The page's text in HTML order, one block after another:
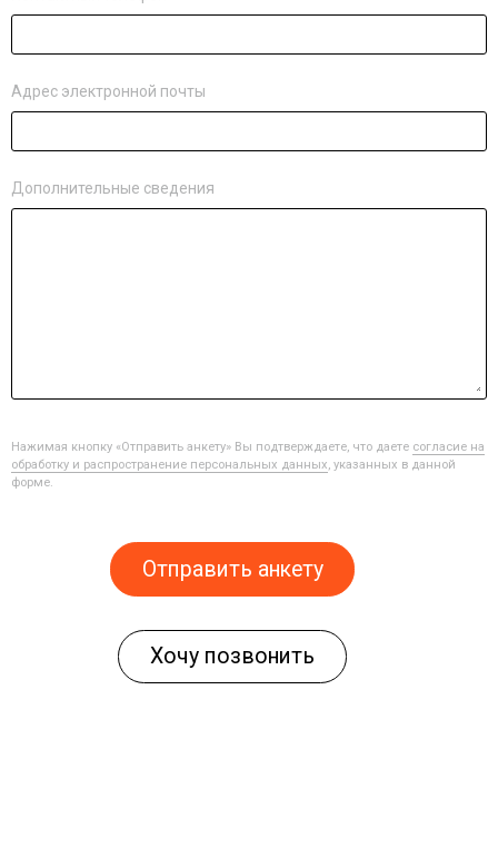
Адрес электронной почты
Дополнительные сведения
Нажимая кнопку «Отправить анкету» Вы подтверждаете, что даете согласие на
обработку и распространение персональных данных, указанных в данной
форме.
Отправить анкету
Хочу позвонить